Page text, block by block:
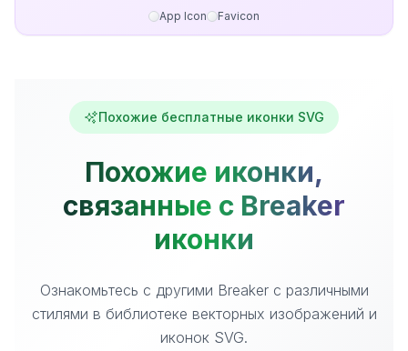
App Icon Favicon
Похожие бесплатные иконки SVG
Похожие иконки,
связанные с Breaker
иконки
Ознакомьтесь с другими Breaker с различными
стилями в библиотеке векторных изображений и
иконок SVG.